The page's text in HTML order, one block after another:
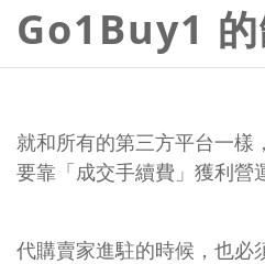
Go1Buy1
就和所有的第三方平台一樣
要靠「成交手續費」獲利營
代購賣家進駐的時候，也必